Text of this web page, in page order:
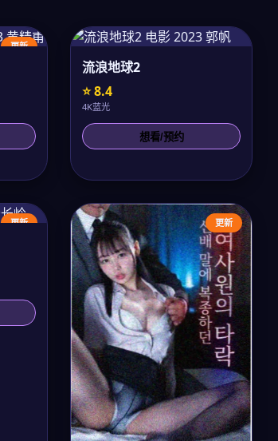
更新
流浪地球2
⭐ 8.4
4K蓝光
想看/预约
更新 更新